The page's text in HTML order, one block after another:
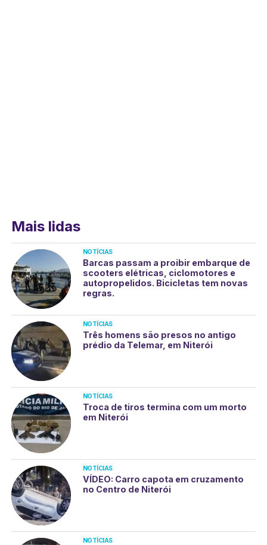
Mais lidas
NOTÍCIAS
Barcas passam a proibir embarque de
scooters elétricas, ciclomotores e
autopropelidos. Bicicletas tem novas
regras.
NOTÍCIAS
Três homens são presos no antigo
prédio da Telemar, em Niterói
NOTÍCIAS
Troca de tiros termina com um morto
em Niterói
NOTÍCIAS
VÍDEO: Carro capota em cruzamento
no Centro de Niterói
NOTÍCIAS